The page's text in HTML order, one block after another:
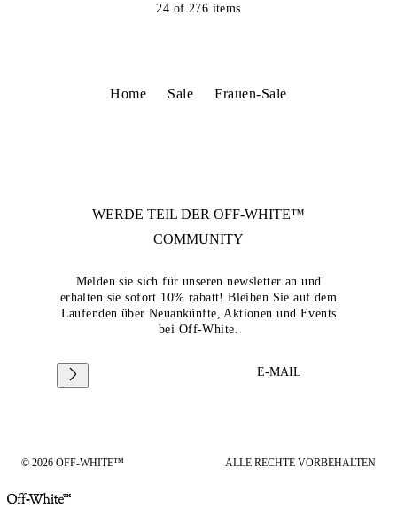
24 of 276 items
Home Sale Frauen-Sale
WERDE TEIL DER OFF-WHITE™
COMMUNITY
Melden sie sich für unseren newsletter an und
erhalten sie sofort 10% rabatt! Bleiben Sie auf dem
Laufenden über Neuankünfte, Aktionen und Events
bei Off-White.
E-MAIL
© 2026 OFF-WHITE™ ALLE RECHTE VORBEHALTEN